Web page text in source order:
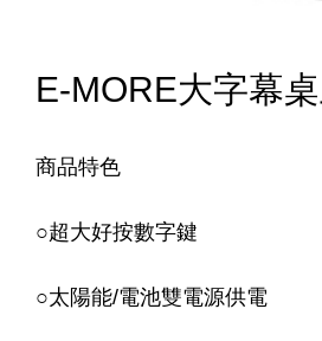
E-MORE大字幕
商品特色
○超大好按數字鍵
○太陽能/電池雙電源供電